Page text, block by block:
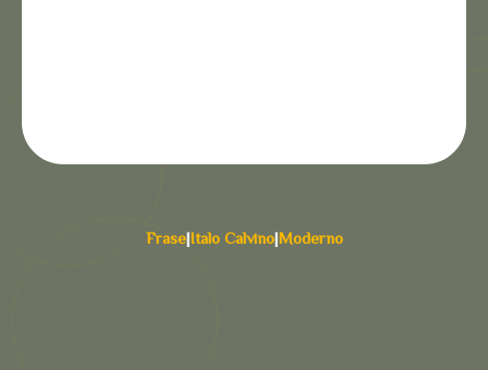
Frase|Italo Calvino|Moderno